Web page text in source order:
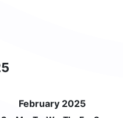
February 2025